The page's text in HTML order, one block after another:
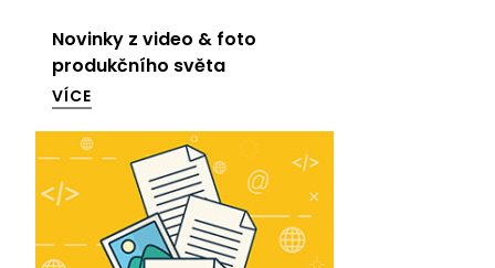
Novinky z video & foto
produkčního světa
VÍCE